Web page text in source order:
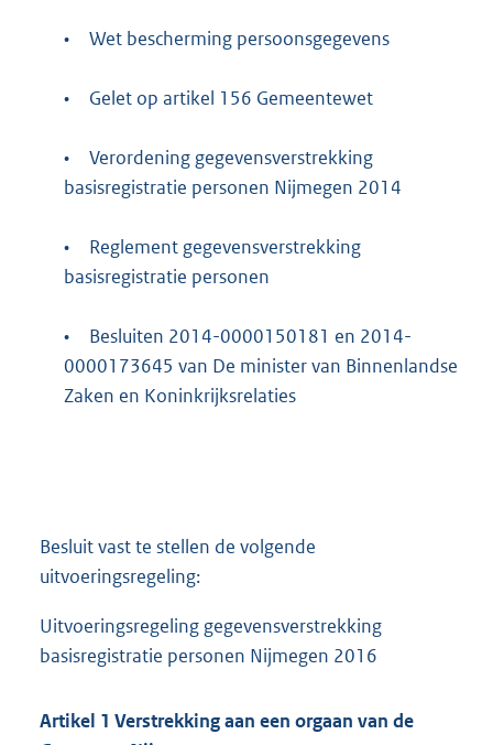
• Wet bescherming persoonsgegevens
• Gelet op artikel 156 Gemeentewet
•
Verordening gegevensverstrekking
basisregistratie personen Nijmegen 2014
•
Reglement gegevensverstrekking
basisregistratie personen
•
Besluiten 2014-0000150181 en 2014-
0000173645 van De minister van Binnenlandse
Zaken en Koninkrijksrelaties
Besluit vast te stellen de volgende
uitvoeringsregeling:
Uitvoeringsregeling gegevensverstrekking
basisregistratie personen Nijmegen 2016
Artikel 1 Verstrekking aan een orgaan van de